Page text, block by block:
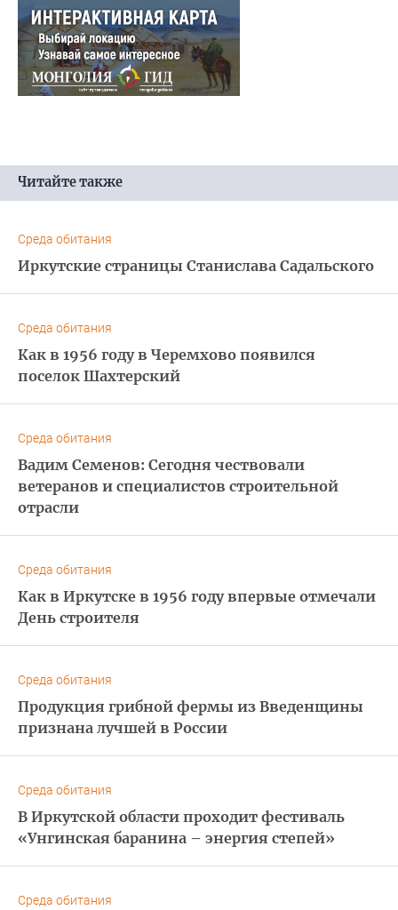
Читайте также
Среда обитания
Иркутские страницы Станислава Садальского
Среда обитания
Как в 1956 году в Черемхово появился
поселок Шахтерский
Среда обитания
Вадим Семенов: Сегодня чествовали
ветеранов и специалистов строительной
отрасли
Среда обитания
Как в Иркутске в 1956 году впервые отмечали
День строителя
Среда обитания
Продукция грибной фермы из Введенщины
признана лучшей в России
Среда обитания
В Иркутской области проходит фестиваль
«Унгинская баранина – энергия степей»
Среда обитания